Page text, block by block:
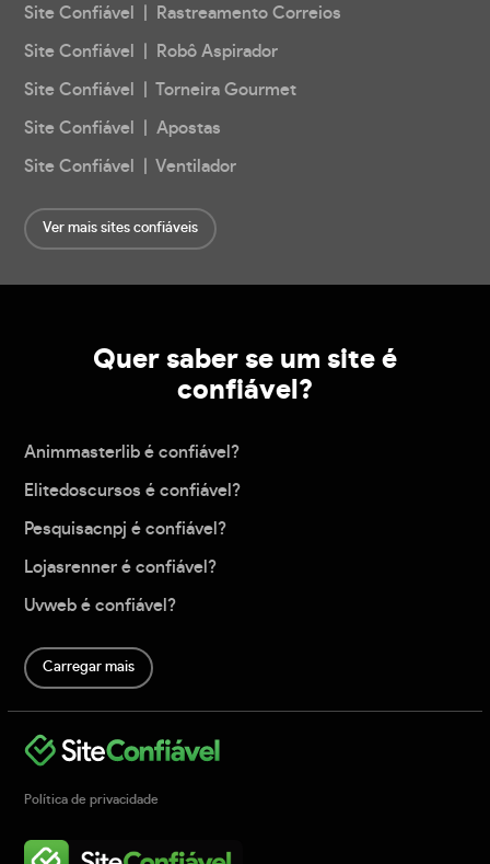
Site Confiável | Rastreamento Correios
Site Confiável | Robô Aspirador
Site Confiável | Torneira Gourmet
Site Confiável | Apostas
Site Confiável | Ventilador
Ver mais sites confiáveis
Quer saber se um site é
confiável?
Animmasterlib é confiável?
Elitedoscursos é confiável?
Pesquisacnpj é confiável?
Lojasrenner é confiável?
Uvweb é confiável?
Carregar mais
Política de privacidade